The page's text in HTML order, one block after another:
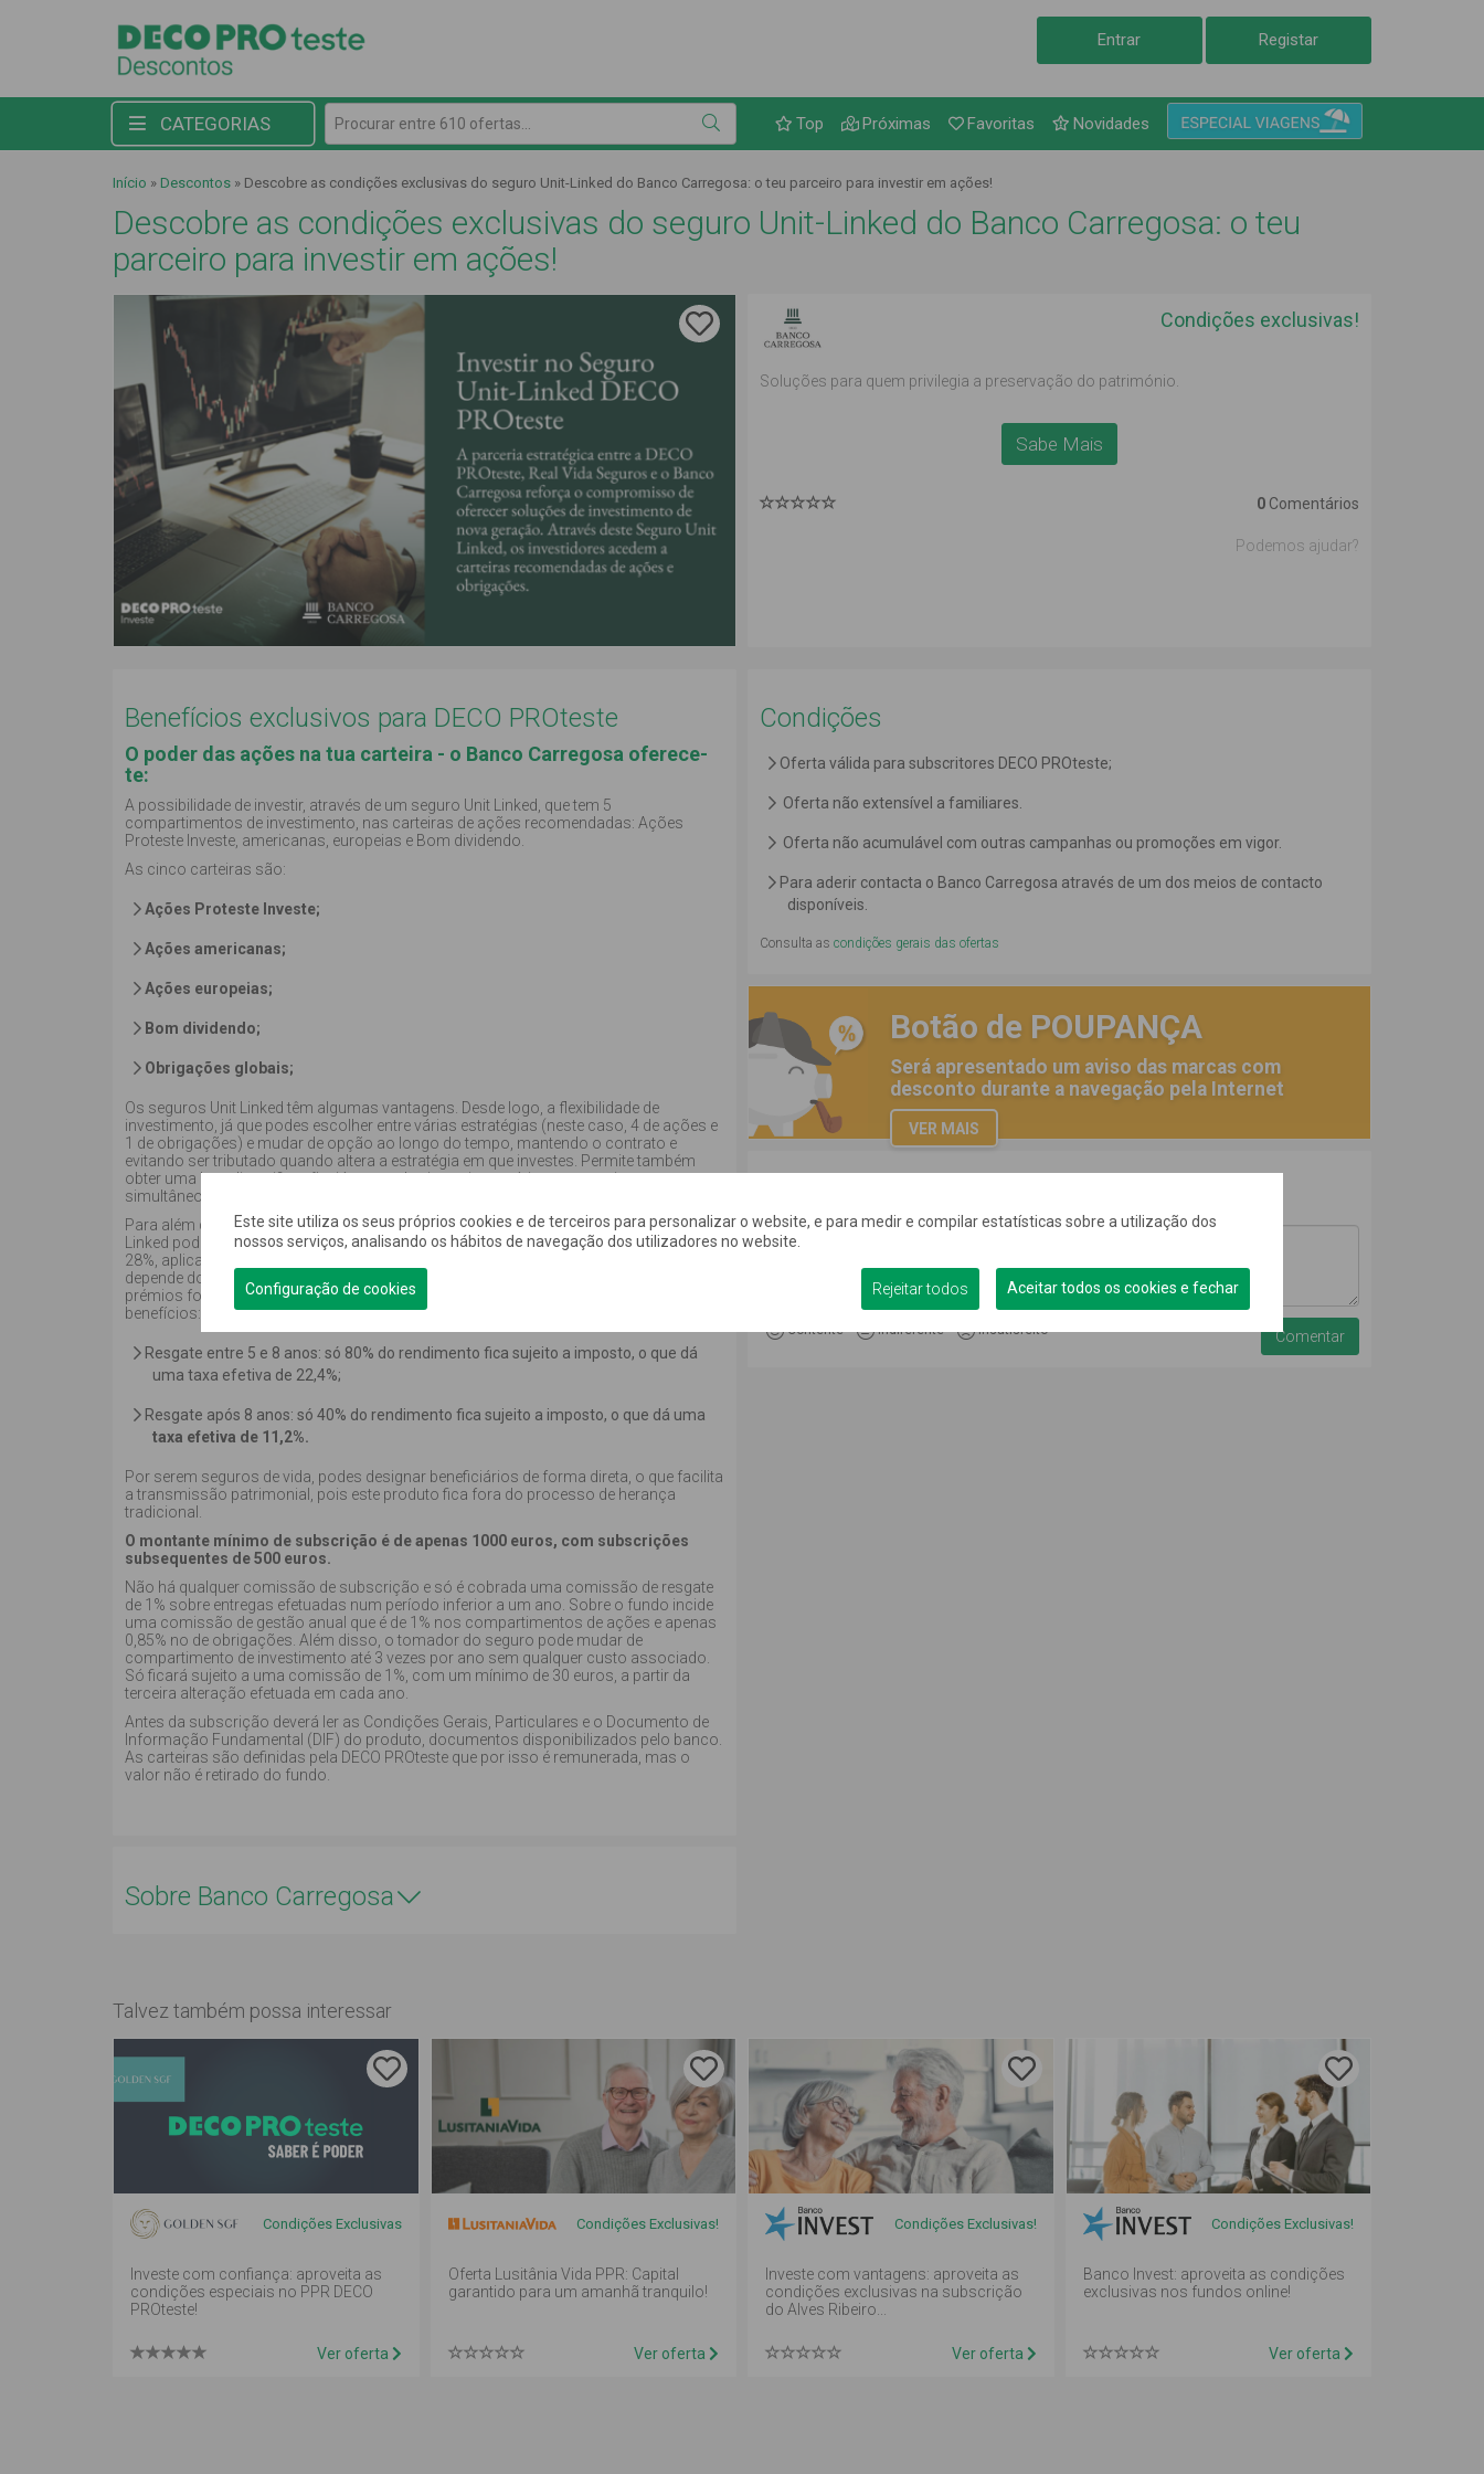
Entrar Registar
CATEGORIAS Procurar entre 610 ofertas... Link para as ofertas Novidades
Favoritas
Próximas
Top
Início » Descontos » Descobre as condições exclusivas do seguro Unit-Linked do Banco Carregosa: o teu parceiro para investir em ações!
Descobre as condições exclusivas do seguro Unit-Linked do Banco Carregosa: o teu
parceiro para investir em ações!
Condições exclusivas!
Soluções para quem privilegia a preservação do património.
Sabe Mais
0 Comentários
Podemos ajudar?
Benefícios exclusivos para DECO PROteste
O poder das ações na tua carteira - o Banco Carregosa oferece-
te:
A possibilidade de investir, através de um seguro Unit Linked, que tem 5
compartimentos de investimento, nas carteiras de ações recomendadas: Ações
Proteste Investe, americanas, europeias e Bom dividendo.
As cinco carteiras são:
Ações Proteste Investe;
Ações americanas;
Ações europeias;
Bom dividendo;
Obrigações globais;
Os seguros Unit Linked têm algumas vantagens. Desde logo, a flexibilidade de
investimento, já que podes escolher entre várias estratégias (neste caso, 4 de ações e
1 de obrigações) e mudar de opção ao longo do tempo, mantendo o contrato e
evitando ser tributado quando altera a estratégia em que investes. Permite também
obter uma boa diversificação, já que podes investir em vários compartimentos em
simultâneo, e podes fazer contribuições regulares.
Para além disso, têmvantagens fiscais e sucessórias. Com efeito, os seguros Unit
Linked podem beneficiar de uma redução de tributação no resgate (a taxa normal é de
28%, aplicada à diferença entre o valor de resgate e os prémios pagos). Essa redução
depende do prazo de investimento e de quando foram feitas as entregas. Se 35% dos
prémios foram pagos na primeira metade da vida do seguro, há lugar aos seguintes
benefícios:
Resgate entre 5 e 8 anos: só 80% do rendimento fica sujeito a imposto, o que dá
uma taxa efetiva de 22,4%;
Resgate após 8 anos: só 40% do rendimento fica sujeito a imposto, o que dá uma
taxa efetiva de 11,2%.
Por serem seguros de vida, podes designar beneficiários de forma direta, o que facilita
a transmissão patrimonial, pois este produto fica fora do processo de herança
tradicional.
O montante mínimo de subscrição é de apenas 1000 euros, com subscrições
subsequentes de 500 euros.
Não há qualquer comissão de subscrição e só é cobrada uma comissão de resgate
de 1% sobre entregas efetuadas num período inferior a um ano. Sobre o fundo incide
uma comissão de gestão anual que é de 1% nos compartimentos de ações e apenas
0,85% no de obrigações. Além disso, o tomador do seguro pode mudar de
compartimento de investimento até 3 vezes por ano sem qualquer custo associado.
Só ficará sujeito a uma comissão de 1%, com um mínimo de 30 euros, a partir da
terceira alteração efetuada em cada ano.
Antes da subscrição deverá ler as Condições Gerais, Particulares e o Documento de
Informação Fundamental (DIF) do produto, documentos disponibilizados pelo banco.
As carteiras são definidas pela DECO PROteste que por isso é remunerada, mas o
valor não é retirado do fundo.
Sobre Banco Carregosa
Condições
Oferta válida para subscritores DECO PROteste;
Oferta não extensível a familiares.
Oferta não acumulável com outras campanhas ou promoções em vigor.
Para aderir contacta o Banco Carregosa através de um dos meios de contacto
disponíveis.
Consulta as condições gerais das ofertas
Botão de POUPANÇA
Será apresentado um aviso das marcas com
desconto durante a navegação pela Internet
VER MAIS
Contente Indiferente Insatisfeito
Talvez também possa interessar
Condições Exclusivas
Investe com confiança: aproveita as
condições especiais no PPR DECO
PROteste!
Ver oferta
Condições Exclusivas!
Oferta Lusitânia Vida PPR: Capital
garantido para um amanhã tranquilo!
Ver oferta
Condições Exclusivas!
Investe com vantagens: aproveita as
condições exclusivas na subscrição
do Alves Ribeiro...
Ver oferta
Condições Exclusivas!
Banco Invest: aproveita as condições
exclusivas nos fundos online!
Ver oferta
Este site utiliza os seus próprios cookies e de terceiros para personalizar o website, e para medir e compilar estatísticas sobre a utilização dos
nossos serviços, analisando os hábitos de navegação dos utilizadores no website.
Configuração de cookies Rejeitar todos Aceitar todos os cookies e fechar